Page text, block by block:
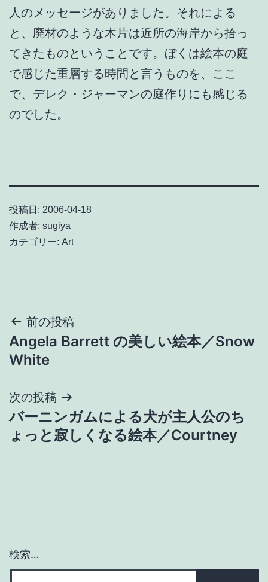
人のメッセージがありました。それによる
と、廃材のような木片は近所の海岸から拾っ
てきたものということです。ぼくは絵本の庭
で感じた重層する時間と言うものを、ここ
で、デレク・ジャーマンの庭作りにも感じる
のでした。
投稿日: 2006-04-18
作成者: sugiya
カテゴリー: Art
投
稿
ビ
ゲ
ン
前の投稿
Angela Barrett の美しい絵本／Snow
White
次の投稿
バーニンガムによる犬が主人公のち
ょっと寂しくなる絵本／Courtney
検索…